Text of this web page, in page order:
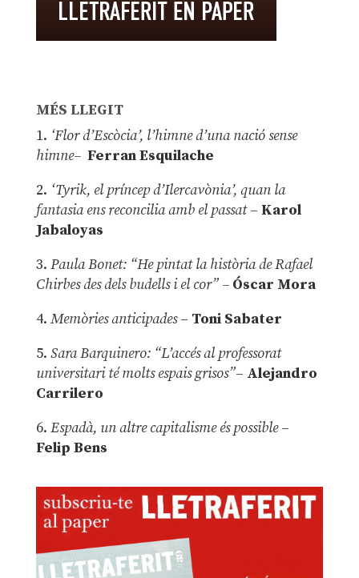
MÉS LLEGIT
1. ‘Flor d’Escòcia’, l’himne d’una nació sense
himne– Ferran Esquilache
2. ‘Tyrik, el príncep d’Ilercavònia’, quan la
fantasia ens reconcilia amb el passat– Karol
Jabaloyas
3. Paula Bonet: “He pintat la història de Rafael
Chirbes des dels budells i el cor” –Óscar Mora
4. Memòries anticipades– Toni Sabater
5. Sara Barquinero: “L’accés al professorat
universitari té molts espais grisos”– Alejandro
Carrilero
6. Espadà, un altre capitalisme és possible –
Felip Bens